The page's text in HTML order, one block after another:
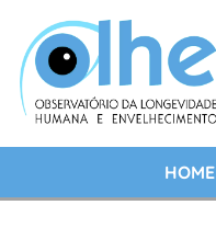
HOME